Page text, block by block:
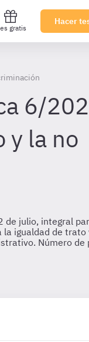
gratis
Hacer
6/
y la no
julio, integral
igualdad de
Número de